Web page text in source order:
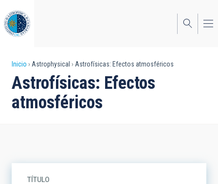
al
contenido
principal
Sobrescribir
enlaces
de
Inicio Astrophysical Astrofísicas: Efectos atmosféricos
Astrofísicas: Efectos
atmosféricos
TÍTULO